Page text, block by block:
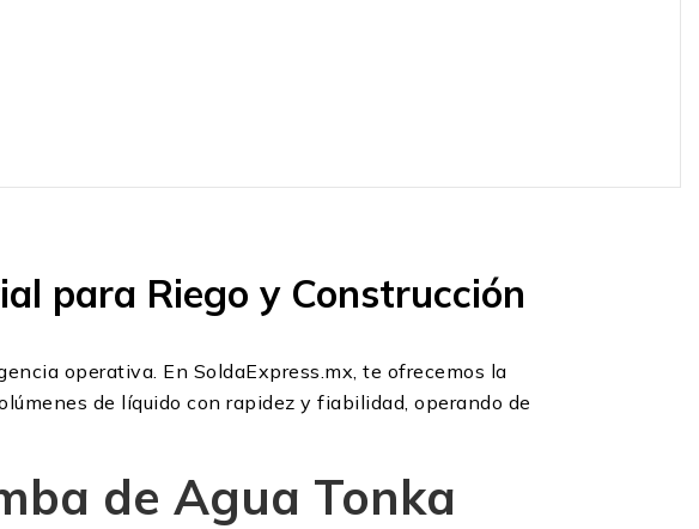
para Riego y Construcción
operativa. En SoldaExpress.mx, te ofrecemos la
de líquido con rapidez y fiabilidad, operando de
de Agua Tonka